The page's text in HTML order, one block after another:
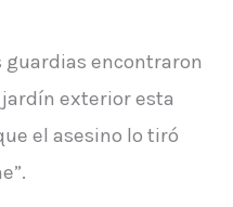
guardias encontraron
exterior esta
el asesino lo tiró